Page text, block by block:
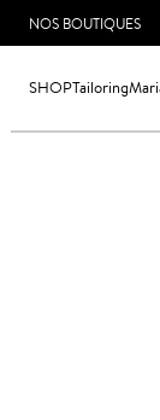
NOS BOUTIQUES
SHOPTailoring